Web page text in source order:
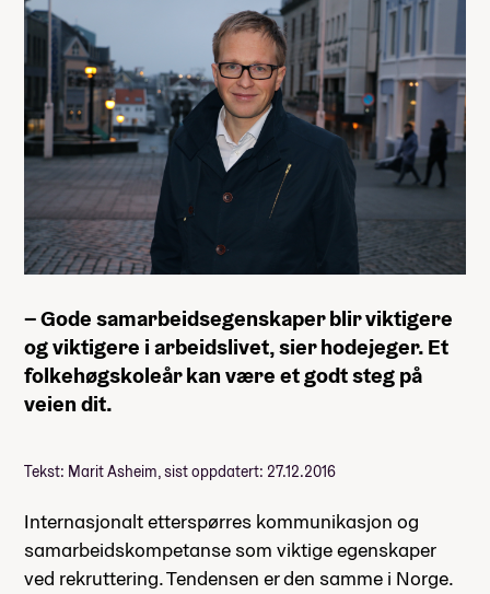
– Gode samarbeidsegenskaper blir viktigere
og viktigere i arbeidslivet, sier hodejeger. Et
folkehøgskoleår kan være et godt steg på
veien dit.
Tekst: Marit Asheim, sist oppdatert: 27.12.2016
Internasjonalt etterspørres kommunikasjon og
samarbeidskompetanse som viktige egenskaper
ved rekruttering. Tendensen er den samme i Norge.